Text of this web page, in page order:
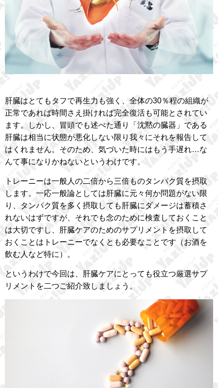
肝臓はとてもタフで再生力も強く、全体の30％程の組織が
正常であれば時間さえ掛ければ完全復活も可能とされてい
ます。しかし、冒頭でも述べた通り「沈黙の臓器」である
肝臓は相当に状態が悪化しない限り我々にそれを報告して
はくれません。そのため、気づいた時にはもう手遅れ…な
んて事になりかねないというわけです。
トレーニーは一般人の二倍から三倍ものタンパク質を摂取
します。一応一般論としては肝臓に元々何か問題がない限
り、タンパク質を多く摂取しても肝臓にダメージは蓄積さ
れないはずですが、それでも念のために検査しておくこと
は大切ですし、肝臓ケアのためのサプリメントを摂取して
おくことはトレーニーでなくとも必要なことです（お酒を
飲む人など特に）。
というわけで今回は、肝臓ケアにとっても役立つ厳選サプ
リメントを二つご紹介致しましょう。